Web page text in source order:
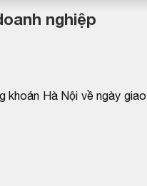
nghiệp
khoán Hà Nội về ngày giao